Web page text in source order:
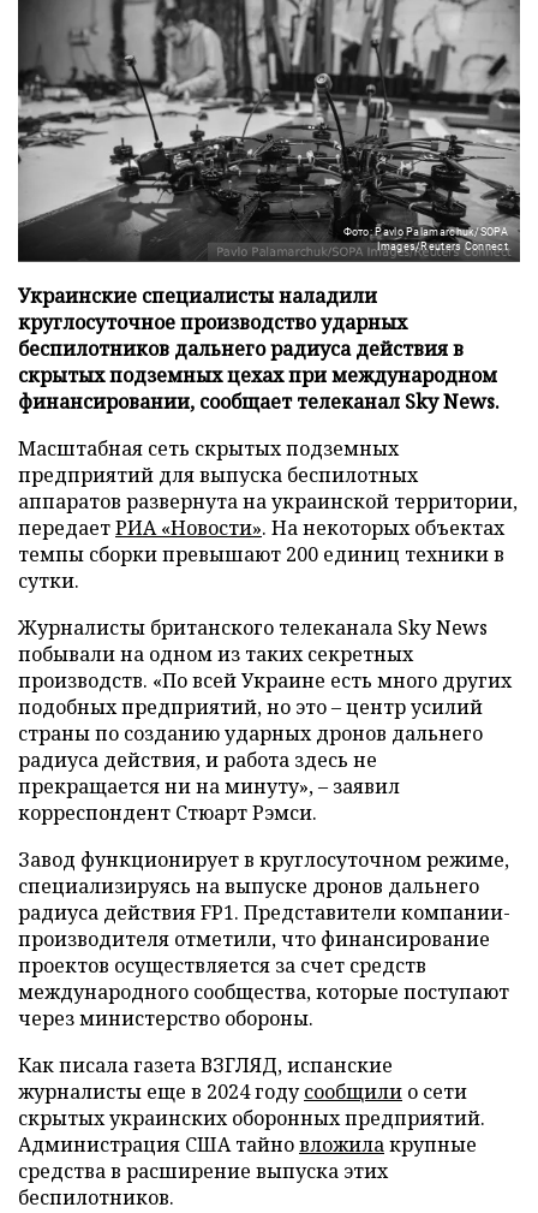
Фото: Pavlo Palamarchuk/SOPA
Images/Reuters Connect
Украинские специалисты наладили
круглосуточное производство ударных
беспилотников дальнего радиуса действия в
скрытых подземных цехах при международном
финансировании, сообщает телеканал Sky News.
Масштабная сеть скрытых подземных
предприятий для выпуска беспилотных
аппаратов развернута на украинской территории,
передаетРИА «Новости». На некоторых объектах
темпы сборки превышают 200 единиц техники в
сутки.
Журналисты британского телеканала Sky News
побывали на одном из таких секретных
производств. «По всей Украине есть много других
подобных предприятий, но это – центр усилий
страны по созданию ударных дронов дальнего
радиуса действия, и работа здесь не
прекращается ни на минуту», – заявил
корреспондент Стюарт Рэмси.
Завод функционирует в круглосуточном режиме,
специализируясь на выпуске дронов дальнего
радиуса действия FP1. Представители компании-
производителя отметили, что финансирование
проектов осуществляется за счет средств
международного сообщества, которые поступают
через министерство обороны.
Как писала газета ВЗГЛЯД, испанские
журналисты еще в 2024 годусообщили о сети
скрытых украинских оборонных предприятий.
Администрация США тайновложилакрупные
средства в расширение выпуска этих
беспилотников.